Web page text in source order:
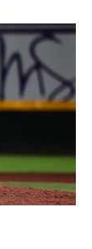
azul,